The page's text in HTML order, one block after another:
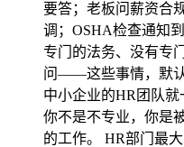
要答；老板问薪资合
调；OSHA检查通知
专门的法务、没有专
问——这些事情，默
中小企业的HR团队就
你不是不专业，你是
的工作。 HR部门最